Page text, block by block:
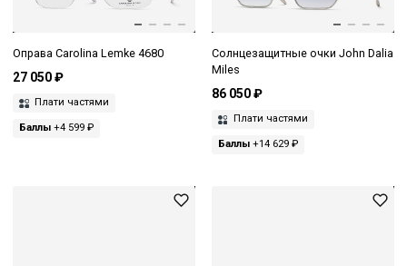
Оправа Carolina Lemke 4680
27 050 ₽
Плати частями
Баллы +4 599 ₽
Солнцезащитные очки John Dalia
Miles
86 050 ₽
Плати частями
Баллы+14 629 ₽